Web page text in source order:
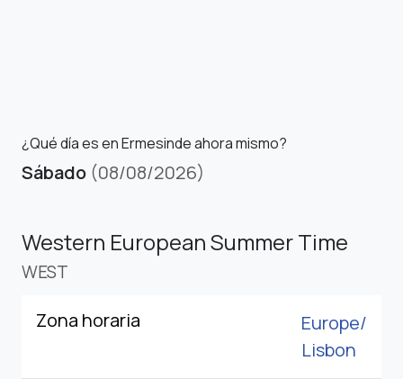
¿Qué día es en Ermesinde ahora mismo?
Sábado (08/08/2026)
Western European Summer Time
WEST
Zona horaria
Europe/
Lisbon